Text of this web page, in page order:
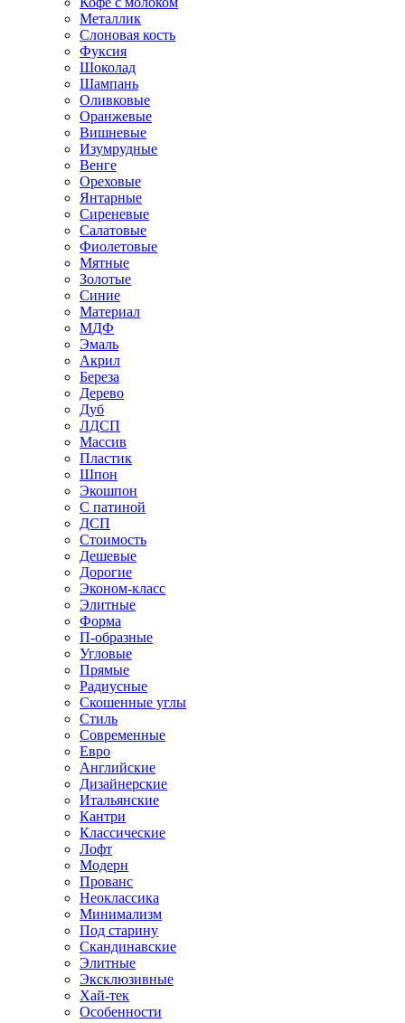
Металлик
Слоновая кость
Фуксия
Шоколад
Шампань
Оливковые
Оранжевые
Вишневые
Изумрудные
Венге
Ореховые
Янтарные
Сиреневые
Салатовые
Фиолетовые
Мятные
Золотые
Синие
Материал
МДФ
Эмаль
Акрил
Береза
Дерево
Дуб
ЛДСП
Массив
Пластик
Шпон
Экошпон
С патиной
ДСП
Стоимость
Дешевые
Дорогие
Эконом-класс
Элитные
Форма
П-образные
Угловые
Прямые
Радиусные
Скошенные углы
Стиль
Современные
Евро
Английские
Дизайнерские
Итальянские
Кантри
Классические
Лофт
Модерн
Прованс
Неоклассика
Минимализм
Под старину
Скандинавские
Элитные
Эксклюзивные
Хай-тек
Особенности